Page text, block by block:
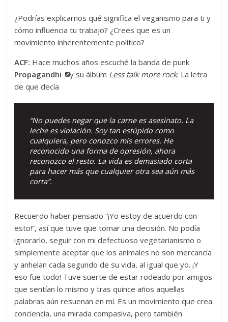
¿Podrías explicarnos qué significa el veganismo para ti y
cómo influencia tu trabajo? ¿Crees que es un
movimiento inherentemente político?
ACF: Hace muchos años escuché la banda de punk
Propagandhi
y su álbum Less talk more rock. La letra
de que decía
“No puedes negar que la carne es asesinato. La
leche es violación. Soy tan estúpido como
cualquiera, pero conozco mis errores. He
reconocido una forma de opresión, ahora
reconozco el resto. La vida es demasiado corta
para hacer más que cualquier otra sea aún más
corta”.
Recuerdo haber pensado “¡Yo estoy de acuerdo con
esto!”, así que tuve que tomar una decisión. No podía
ignorarlo, seguir con mi defectuoso vegetarianismo o
simplemente aceptar que los animales no son mercancía
y anhelan cada segundo de su vida, al igual que yo. ¡Y
eso fue todo! Tuve suerte de estar rodeado por amigos
que sentían lo mismo y tras quince años aquellas
palabras aún resuenan en mí. Es un movimiento que crea
conciencia, una mirada compasiva, pero también